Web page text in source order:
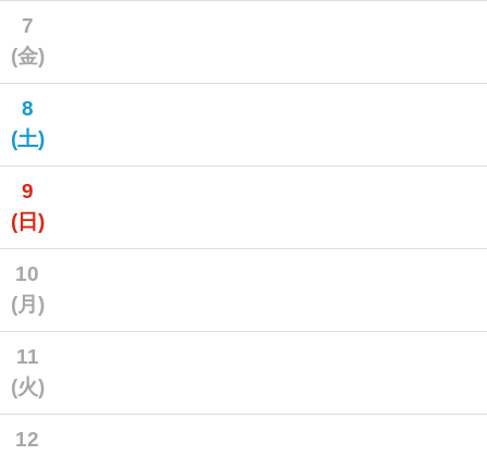
7
(金)
8
(土)
9
(日)
10
(月)
11
(火)
12